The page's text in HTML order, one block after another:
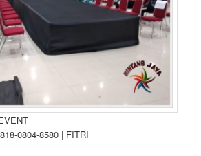
0804-8580 | FITRI